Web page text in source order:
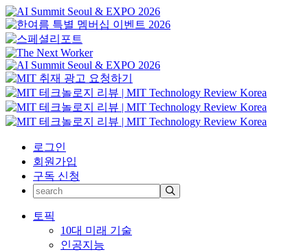
로그인
회원가입
구독 신청
토픽
10대 미래 기술
인공지능